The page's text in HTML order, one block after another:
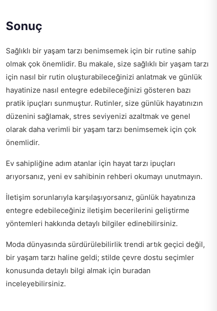
Sonuç
Sağlıklı bir yaşam tarzı benimsemek için bir rutine sahip
olmak çok önemlidir. Bu makale, size sağlıklı bir yaşam tarzı
için nasıl bir rutin oluşturabileceğinizi anlatmak ve günlük
hayatinize nasıl entegre edebileceğinizi gösteren bazı
pratik ipuçları sunmuştur. Rutinler, size günlük hayatınızın
düzenini sağlamak, stres seviyenizi azaltmak ve genel
olarak daha verimli bir yaşam tarzı benimsemek için çok
önemlidir.
Ev sahipliğine adım atanlar için hayat tarzı ipuçları
arıyorsanız, yeni ev sahibinin rehberi okumayı unutmayın.
İletişim sorunlarıyla karşılaşıyorsanız, günlük hayatınıza
entegre edebileceğiniz iletişim becerilerini geliştirme
yöntemleri hakkında detaylı bilgiler edinebilirsiniz.
Moda dünyasında sürdürülebilirlik trendi artık geçici değil,
bir yaşam tarzı haline geldi; stilde çevre dostu seçimler
konusunda detaylı bilgi almak için buradan
inceleyebilirsiniz.